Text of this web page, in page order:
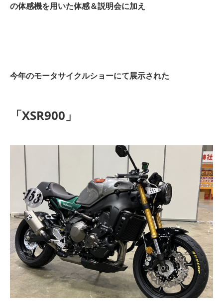
の体感機を用いた体感＆説明会に加え
今年のモータサイクルショーにて展示された
「XSR900」